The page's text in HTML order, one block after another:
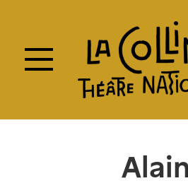
principal